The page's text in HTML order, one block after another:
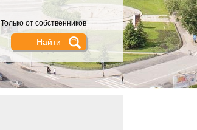
Только от собственников